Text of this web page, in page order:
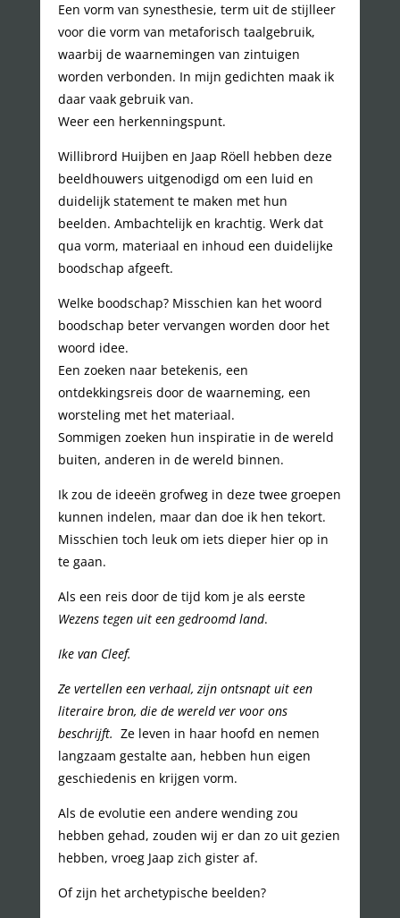
Een vorm van synesthesie, term uit de stijlleer
voor die vorm van metaforisch taalgebruik,
waarbij de waarnemingen van zintuigen
worden verbonden. In mijn gedichten maak ik
daar vaak gebruik van.
Weer een herkenningspunt.
Willibrord Huijben en Jaap Röell hebben deze
beeldhouwers uitgenodigd om een luid en
duidelijk statement te maken met hun
beelden. Ambachtelijk en krachtig. Werk dat
qua vorm, materiaal en inhoud een duidelijke
boodschap afgeeft.
Welke boodschap? Misschien kan het woord
boodschap beter vervangen worden door het
woord idee.
Een zoeken naar betekenis, een
ontdekkingsreis door de waarneming, een
worsteling met het materiaal.
Sommigen zoeken hun inspiratie in de wereld
buiten, anderen in de wereld binnen.
Ik zou de ideeën grofweg in deze twee groepen
kunnen indelen, maar dan doe ik hen tekort.
Misschien toch leuk om iets dieper hier op in
te gaan.
Als een reis door de tijd kom je als eerste
Wezens tegen uit een gedroomd land.
Ike van Cleef.
Ze vertellen een verhaal, zijn ontsnapt uit een
literaire bron, die de wereld ver voor ons
beschrijft. Ze leven in haar hoofd en nemen
langzaam gestalte aan, hebben hun eigen
geschiedenis en krijgen vorm.
Als de evolutie een andere wending zou
hebben gehad, zouden wij er dan zo uit gezien
hebben, vroeg Jaap zich gister af.
Of zijn het archetypische beelden?